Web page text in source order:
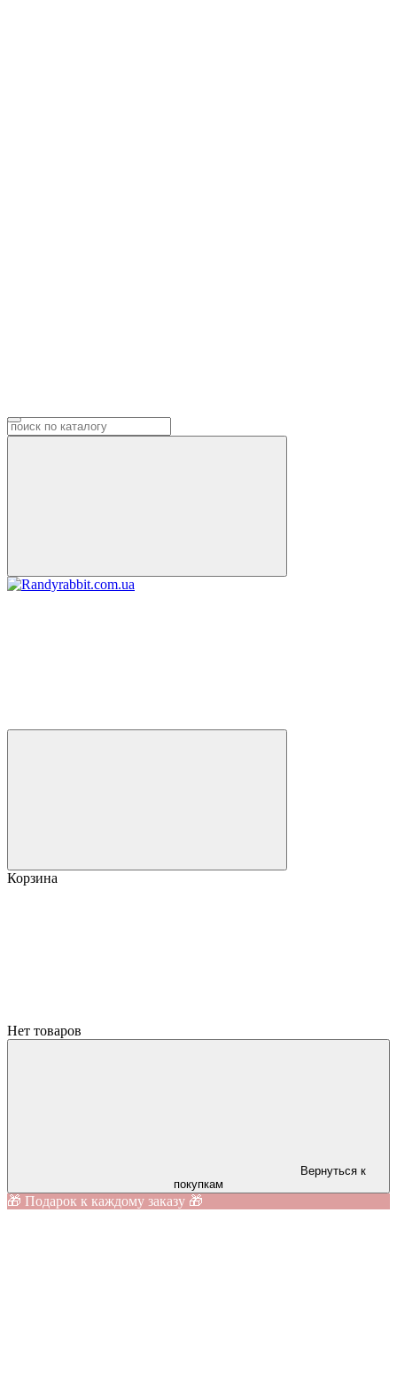
Корзина
Нет товаров
Вернуться к
покупкам
🎁 Подарок к каждому заказу 🎁